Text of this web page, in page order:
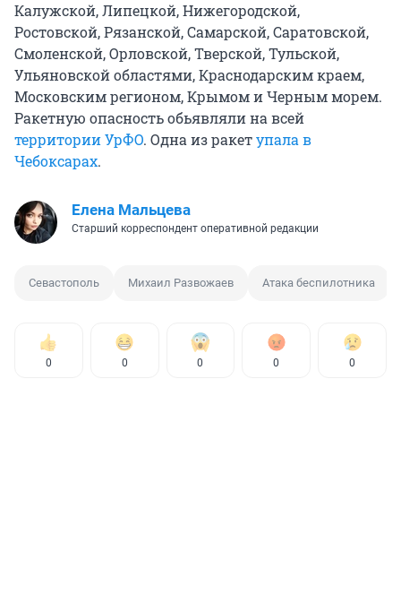
Калужской, Липецкой, Нижегородской,
Ростовской, Рязанской, Самарской, Саратовской,
Смоленской, Орловской, Тверской, Тульской,
Ульяновской областями, Краснодарским краем,
Московским регионом, Крымом и Черным морем.
Ракетную опасность обьявляли на всей
территории УрФО. Одна из ракетупала в
Чебоксарах.
Елена Мальцева
Старший корреспондент оперативной редакции
Севастополь Михаил Развожаев Атака беспилотника
0 0 0 0 0